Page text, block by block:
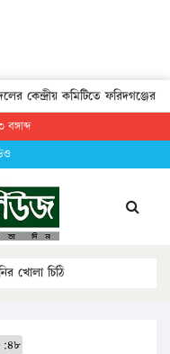
কমিটিতে ফরিদগঞ্জের
খোলা চিঠি